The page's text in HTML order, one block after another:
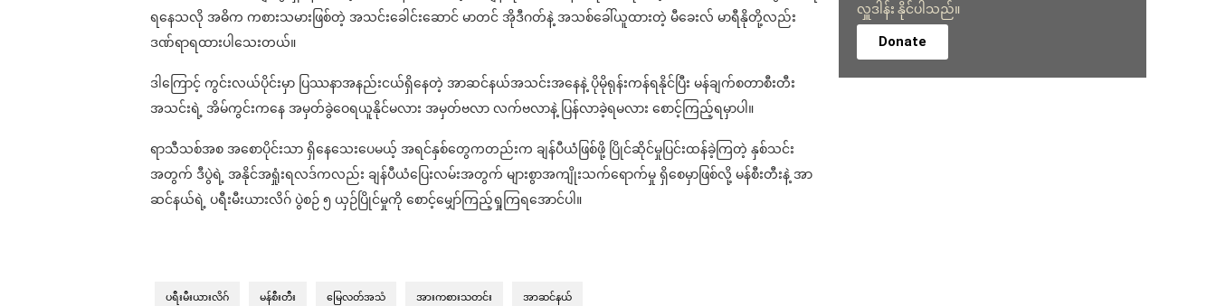
ရနေသလို အဓိက ကစားသမားဖြစ်တဲ့ အသင်းခေါင်းဆောင် မာတင် အိုဒီဂတ်နဲ့ အသစ်ခေါ်ယူထားတဲ့ မီခေးလ် မာရီနိုတို့လည်း
ဒဏ်ရာရထားပါသေးတယ်။
ဒါကြောင့် ကွင်းလယ်ပိုင်းမှာ ပြဿနာအနည်းငယ်ရှိနေတဲ့ အာဆင်နယ်အသင်းအနေနဲ့ ပိုမိုရုန်းကန်ရနိုင်ပြီး မန်ချက်စတာစီးတီး
အသင်းရဲ့ အိမ်ကွင်းကနေ အမှတ်ခွဲဝေရယူနိုင်မလား အမှတ်ဗလာ လက်ဗလာနဲ့ ပြန်လာခဲ့ရမလား စောင့်ကြည့်ရမှာပါ။
ရာသီသစ်အစ အစောပိုင်းသာ ရှိနေသေးပေမယ့် အရင်နှစ်တွေကတည်းက ချန်ပီယံဖြစ်ဖို့ ပြိုင်ဆိုင်မှုပြင်းထန်ခဲ့ကြတဲ့ နှစ်သင်း
အတွက် ဒီပွဲရဲ့ အနိုင်အရှုံးရလဒ်ကလည်း ချန်ပီယံပြေးလမ်းအတွက် များစွာအကျိုးသက်ရောက်မှု ရှိစေမှာဖြစ်လို့ မန်စီးတီးနဲ့ အာ
ဆင်နယ်ရဲ့ ပရီးမီးယားလိဂ် ပွဲစဉ် ၅ ယှဉ်ပြိုင်မှုကို စောင့်မျှော်ကြည့်ရှုကြရအောင်ပါ။
ပရီးမီးယားလိဂ် မန်စီးတီး မြေလတ်အသံ အားကစားသတင်း အာဆင်နယ်
လှူဒါန်း နိုင်ပါသည်။
Donate